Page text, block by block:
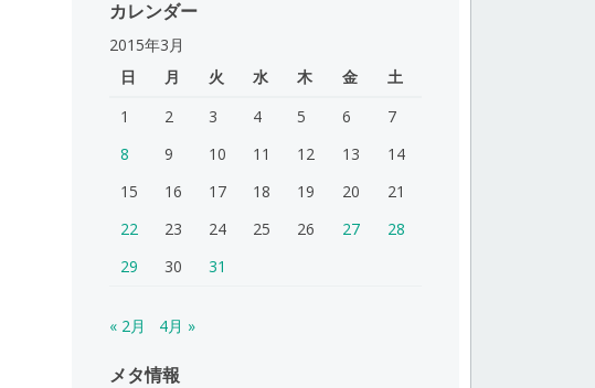
カレンダー
2015年3月
日
月 火 水 木 金
土
1
2 3 4 5 6
7
8
9 10 11 12 13
14
15
16 17 18 19 20
21
22
23 24 25 26 27
28
29
30 31
« 2月 4月 »
メタ情報